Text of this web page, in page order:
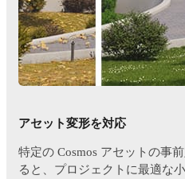
アセット変形を対応
特定の Cosmos アセットの事
ると、プロジェクトに最適な